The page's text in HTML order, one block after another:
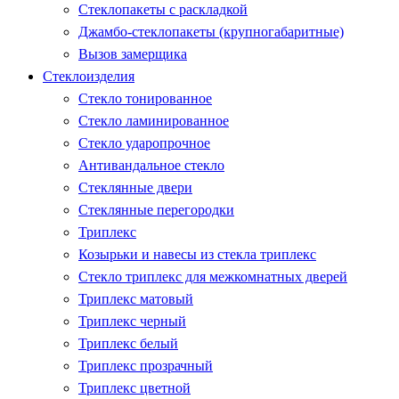
Стеклопакеты с раскладкой
Джамбо-стеклопакеты (крупногабаритные)
Вызов замерщика
Стеклоизделия
Стекло тонированное
Стекло ламинированное
Стекло ударопрочное
Антивандальное стекло
Стеклянные двери
Стеклянные перегородки
Триплекс
Козырьки и навесы из стекла триплекс
Стекло триплекс для межкомнатных дверей
Триплекс матовый
Триплекс черный
Триплекс белый
Триплекс прозрачный
Триплекс цветной